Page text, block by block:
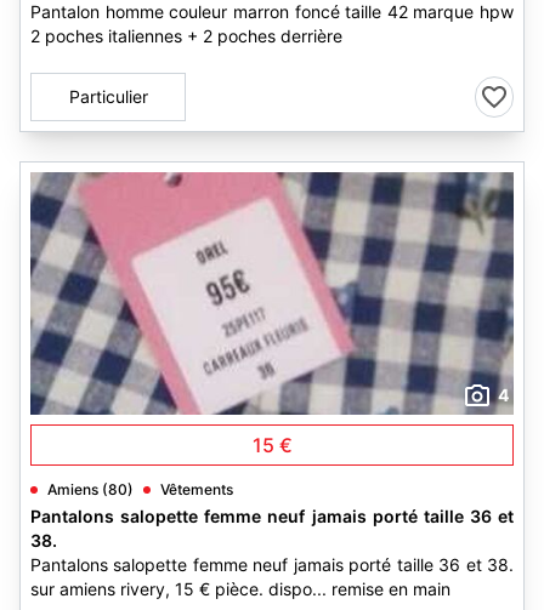
Pantalon homme couleur marron foncé taille 42 marque hpw
2 poches italiennes + 2 poches derrière
Particulier
4
15 €
Amiens (80) Vêtements
Pantalons salopette femme neuf jamais porté taille 36 et
38.
Pantalons salopette femme neuf jamais porté taille 36 et 38.
sur amiens rivery, 15 € pièce. dispo... remise en main